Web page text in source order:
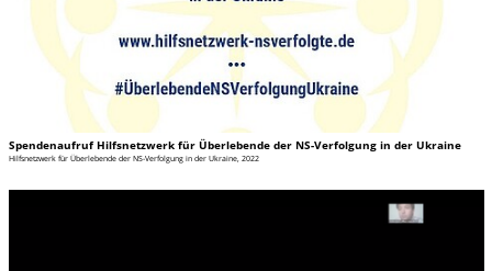
Spendenaufruf Hilfsnetzwerk für Überlebende der NS-Verfolgung in der Ukraine
Hilfsnetzwerk für Überlebende der NS-Verfolgung in der Ukraine, 2022